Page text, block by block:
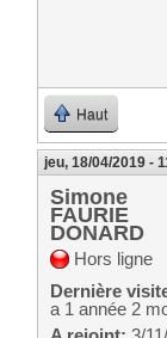
Haut
jeu, 18/04/2019 -
Simone
FAURIE
DONARD
Hors ligne
Dernière
a 1 année 2